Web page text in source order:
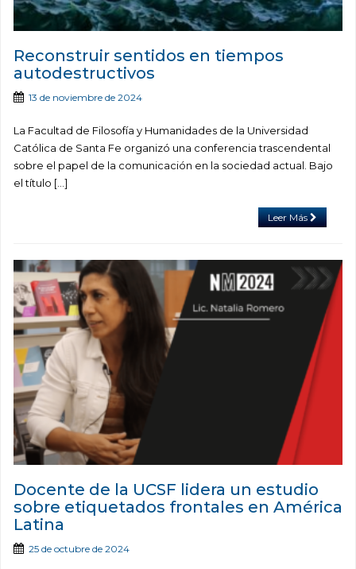
Reconstruir sentidos en tiempos
autodestructivos
13 de noviembre de 2024
La Facultad de Filosofía y Humanidades de la Universidad
Católica de Santa Fe organizó una conferencia trascendental
sobre el papel de la comunicación en la sociedad actual. Bajo
el título […]
Leer Más
Docente de la UCSF lidera un estudio
sobre etiquetados frontales en América
Latina
25 de octubre de 2024